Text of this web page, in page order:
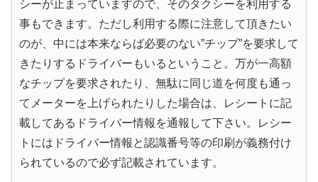
シーが止まっていますので、そのタクシーを利用する
事もできます。ただし利用する際に注意して頂きたい
のが、中には本来ならば必要のない”チップ”を要求して
きたりするドライバーもいるということ。万が一高額
なチップを要求されたり、無駄に同じ道を何度も通っ
てメーターを上げられたりした場合は、レシートに記
載してあるドライバー情報を通報して下さい。レシー
トにはドライバー情報と認識番号等の印刷が義務付け
られているので必ず記載されています。